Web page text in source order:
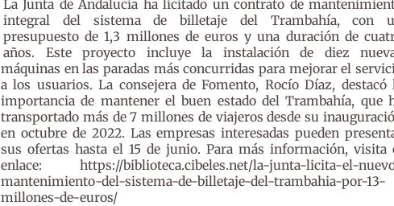
La Junta de Andalucía ha licitado un contrato de
integral del sistema de billetaje del Trambahía, con
presupuesto de 1,3 millones de euros y una duración de
años. Este proyecto incluye la instalación de diez
máquinas en las paradas más concurridas para mejorar el
a los usuarios. La consejera de Fomento, Rocío Díaz, destacó
importancia de mantener el buen estado del Trambahía, que
transportado más de 7 millones de viajeros desde su
en octubre de 2022. Las empresas interesadas pueden
sus ofertas hasta el 15 de junio. Para más información, visita
enlace: https://biblioteca.cibeles.net/la-junta-licita-el-
mantenimiento-del-sistema-de-billetaje-del-trambahia-por-13-
millones-de-euros/